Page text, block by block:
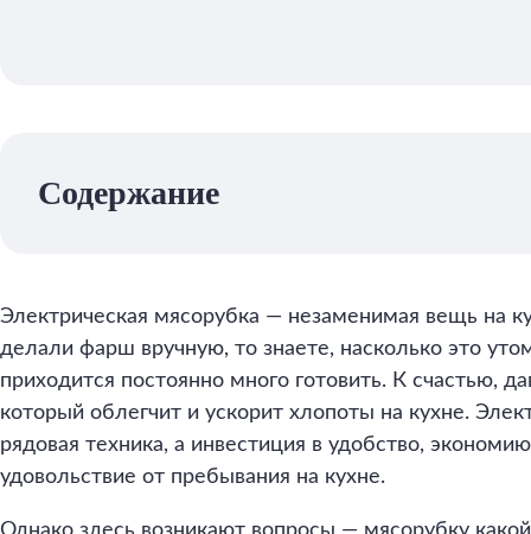
Содержание
Электрическая мясорубка — незаменимая вещь на
делали фарш вручную, то знаете, насколько это
приходится постоянно много готовить. К счастью,
который облегчит и ускорит хлопоты на кухне.
рядовая техника, а инвестиция в удобство,
удовольствие от пребывания на кухне.